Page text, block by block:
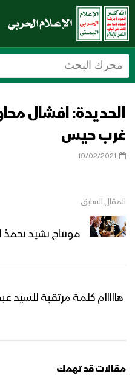
الحديدة: افشال
غرب حيس
19/02/2021
المقال السابق
مونتاج نشيد نحمدُ
هااااام كلمة مرتقبة للسيد
مقالات قد تهمك